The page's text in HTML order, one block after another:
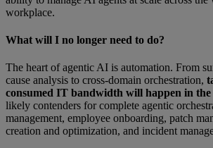
workplace.
What will I no longer need to do?
The heart of agentic AI is automation. From
cause analysis to cross-domain orchestration,
consumed IT bandwidth will happen in
likely contenders for complete agentic
management, employee onboarding, patch
creation and optimization, and incident